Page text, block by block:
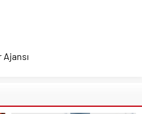
Ajansı